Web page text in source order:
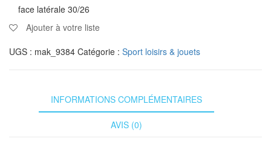
face latérale 30/26
Ajouter à votre liste
UGS : mak_9384 Catégorie : Sport loisirs & jouets
INFORMATIONS COMPLÉMENTAIRES
AVIS (0)